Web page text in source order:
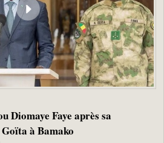
Diomaye Faye après sa
à Bamako